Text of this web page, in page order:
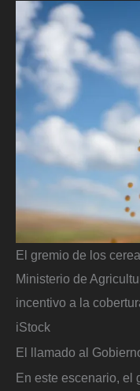
El gremio de los
Ministerio de
incentivo a la
iStock
El llamado al
En este escenario, el